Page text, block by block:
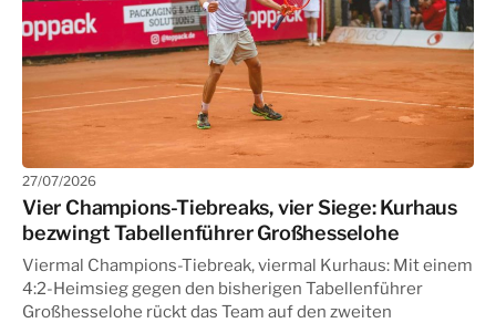
27/07/2026
Vier Champions-Tiebreaks, vier Siege: Kurhaus
bezwingt Tabellenführer Großhesselohe
Viermal Champions-Tiebreak, viermal Kurhaus: Mit einem
4:2-Heimsieg gegen den bisherigen Tabellenführer
Großhesselohe rückt das Team auf den zweiten